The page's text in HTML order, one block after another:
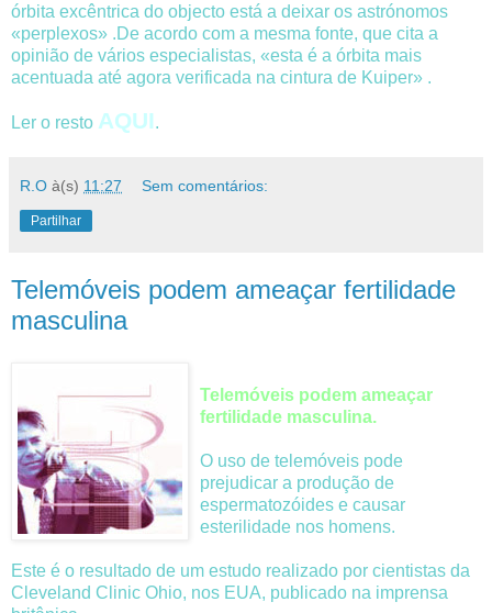
órbita excêntrica do objecto está a deixar os astrónomos
«perplexos» .De acordo com a mesma fonte, que cita a
opinião de vários especialistas, «esta é a órbita mais
acentuada até agora verificada na cintura de Kuiper» .
Ler o resto AQUI.
R.O à(s) 11:27 Sem comentários:
Partilhar
Telemóveis podem ameaçar fertilidade
masculina
Telemóveis podem ameaçar
fertilidade masculina.
O uso de telemóveis pode
prejudicar a produção de
espermatozóides e causar
esterilidade nos homens.
Este é o resultado de um estudo realizado por cientistas da
Cleveland Clinic Ohio, nos EUA, publicado na imprensa